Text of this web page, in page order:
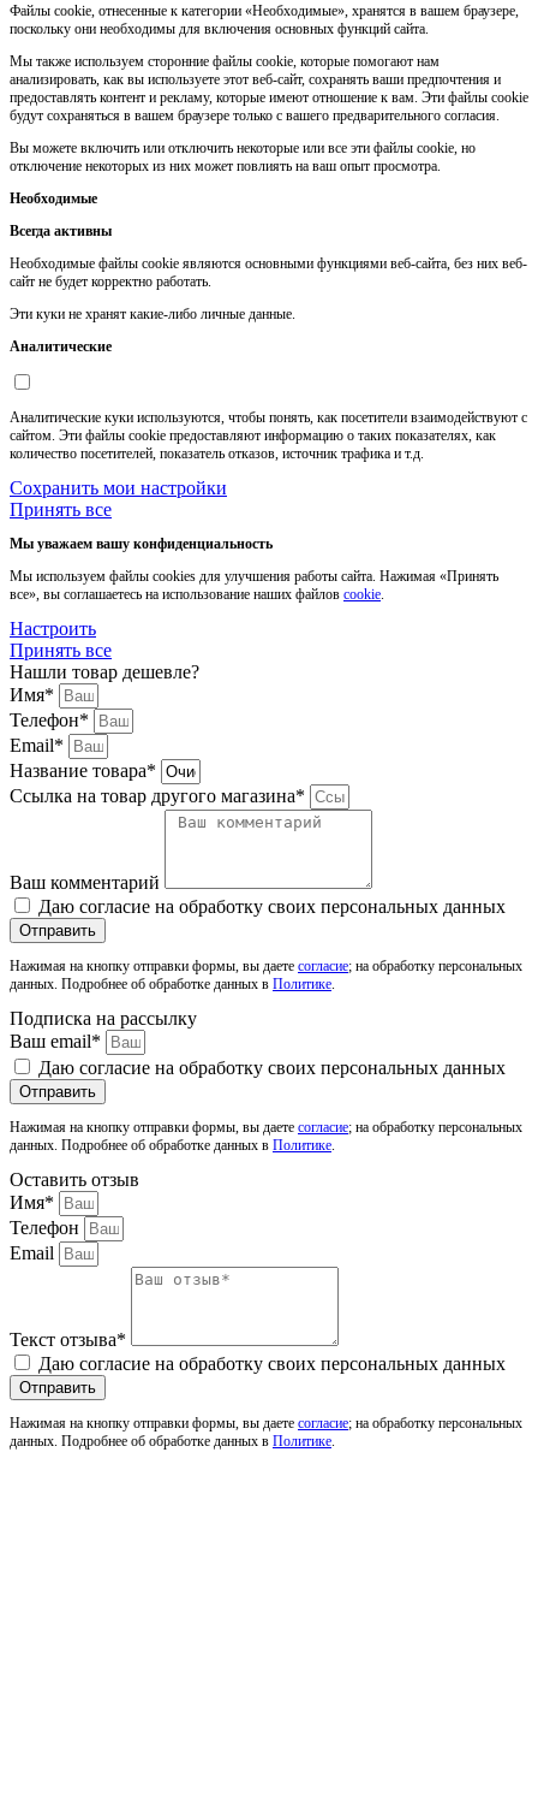
Файлы cookie, отнесенные к категории «Необходимые», хранятся в вашем браузере,
поскольку они необходимы для включения основных функций сайта.
Мы также используем сторонние файлы cookie, которые помогают нам
анализировать, как вы используете этот веб-сайт, сохранять ваши предпочтения и
предоставлять контент и рекламу, которые имеют отношение к вам. Эти файлы cookie
будут сохраняться в вашем браузере только с вашего предварительного согласия.
Вы можете включить или отключить некоторые или все эти файлы cookie, но
отключение некоторых из них может повлиять на ваш опыт просмотра.
Необходимые
Всегда активны
Необходимые файлы cookie являются основными функциями веб-сайта, без них веб-
сайт не будет корректно работать.
Эти куки не хранят какие-либо личные данные.
Аналитические
Аналитические куки используются, чтобы понять, как посетители взаимодействуют с
сайтом. Эти файлы cookie предоставляют информацию о таких показателях, как
количество посетителей, показатель отказов, источник трафика и т.д.
Сохранить мои настройки
Принять все
Мы уважаем вашу конфиденциальность
Мы используем файлы cookies для улучшения работы сайта. Нажимая «Принять
все», вы соглашаетесь на использование наших файлов cookie.
Настроить
Принять все
Нашли товар дешевле?
Имя*
Телефон*
Email*
Название товара*
Ссылка на товар другого магазина*
Ваш комментарий
Даю согласие на обработку своих персональных данных
Отправить
Нажимая на кнопку отправки формы, вы даете согласие; на обработку персональных
данных. Подробнее об обработке данных в Политике.
Подписка на рассылку
Ваш email*
Даю согласие на обработку своих персональных данных
Отправить
Нажимая на кнопку отправки формы, вы даете согласие; на обработку персональных
данных. Подробнее об обработке данных в Политике.
Оставить отзыв
Имя*
Телефон
Email
Текст отзыва*
Даю согласие на обработку своих персональных данных
Отправить
Нажимая на кнопку отправки формы, вы даете согласие; на обработку персональных
данных. Подробнее об обработке данных в Политике.